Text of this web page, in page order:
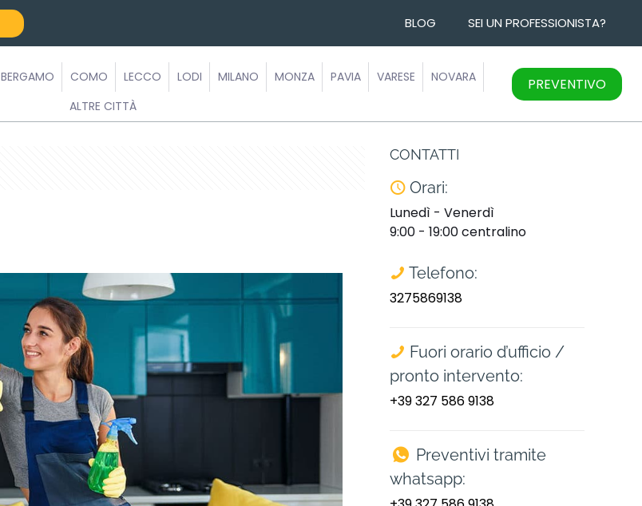
BLOG SEI UN PROFESSIONISTA?
BERGAMO COMO LECCO LODI MILANO MONZA PAVIA VARESE
NOVARA
ALTRE CITTÀ
PREVENTIVO
CONTATTI
Orari:
Lunedì - Venerdì
9:00 - 19:00 centralino
Telefono:
3275869138
Fuori orario d’ufficio /
pronto intervento:
+39 327 586 9138
Preventivi tramite
whatsapp: